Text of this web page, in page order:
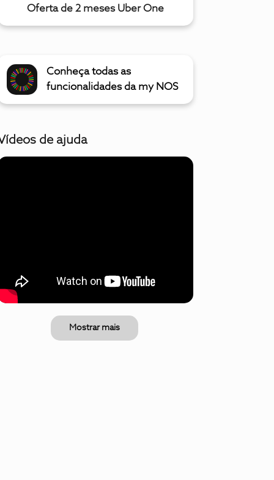
Oferta de 2 meses Uber One
Conheça todas as
funcionalidades da my NOS
de ajuda
Mostrar mais